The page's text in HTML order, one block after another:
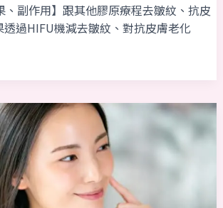
、副作用】跟其他膠原療程去皺紋、抗皮
過HIFU機減去皺紋、對抗皮膚老化